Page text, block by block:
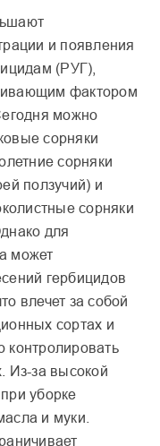
и появления
(РУГ),
фактором
можно
сорняки
сорняки
ползучий) и
сорняки
для
может
гербицидов
влечет за собой
сортах и
контролировать
Из-за высокой
уборке
и муки.